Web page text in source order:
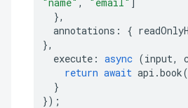
},
annotations : {
},
execute : async (input,
return await api .book(
}
});